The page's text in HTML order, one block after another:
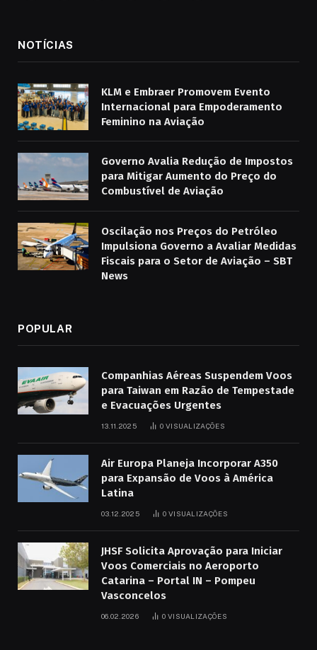
NOTÍCIAS
KLM e Embraer Promovem Evento
Internacional para Empoderamento
Feminino na Aviação
Governo Avalia Redução de Impostos
para Mitigar Aumento do Preço do
Combustível de Aviação
Oscilação nos Preços do Petróleo
Impulsiona Governo a Avaliar Medidas
Fiscais para o Setor de Aviação – SBT
News
POPULAR
Companhias Aéreas Suspendem Voos
para Taiwan em Razão de Tempestade
e Evacuações Urgentes
13.11.2025 0 VISUALIZAÇÕES
Air Europa Planeja Incorporar A350
para Expansão de Voos à América
Latina
03.12.2025 0 VISUALIZAÇÕES
JHSF Solicita Aprovação para Iniciar
Voos Comerciais no Aeroporto
Catarina – Portal IN – Pompeu
Vasconcelos
06.02.2026 0 VISUALIZAÇÕES